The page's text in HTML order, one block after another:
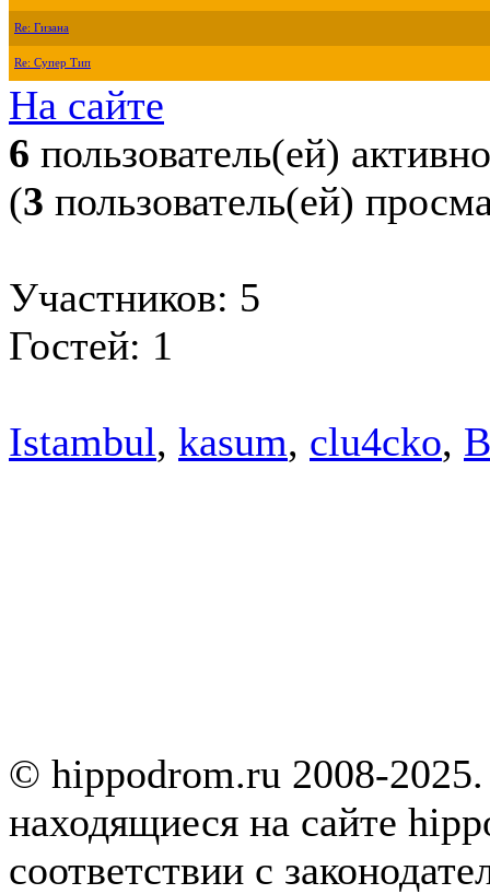
Re: Гизана
Re: Супер Тип
На сайте
6 пользователь(ей) активно
(3 пользователь(ей)
Участников: 5
Гостей: 1
Istambul, kasum, clu4cko,
© hippodrom.ru 2008-
находящиеся на сайте
соответствии с